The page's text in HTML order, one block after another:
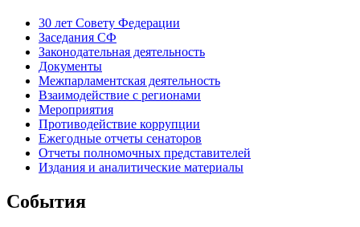
30 лет Совету Федерации
Заседания СФ
Законодательная деятельность
Документы
Межпарламентская деятельность
Взаимодействие с регионами
Мероприятия
Противодействие коррупции
Ежегодные отчеты сенаторов
Отчеты полномочных представителей
Издания и аналитические материалы
События